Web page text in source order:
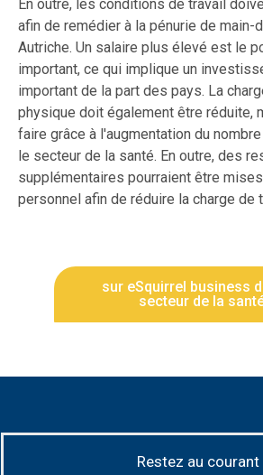
En outre, les conditions de travail
afin de remédier à la pénurie de
Autriche. Un salaire plus élevé est le
important, ce qui implique un
important de la part des pays. La
physique doit également être réduite,
faire grâce à l'augmentation du
le secteur de la santé. En outre, des
supplémentaires pourraient être
personnel afin de réduire la charge de
sur eSquirrel business
secteur de la
Restez au courant